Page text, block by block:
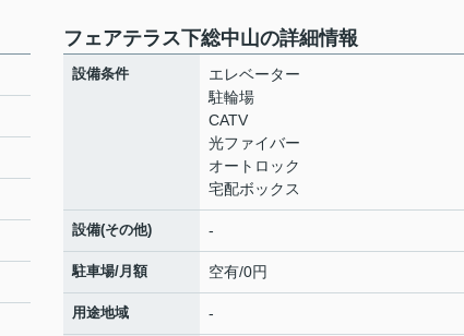
フェアテラス下総中山の詳細情報
設備条件
エレベーター
駐輪場
CATV
光ファイバー
オートロック
宅配ボックス
設備(その他) -
駐車場/月額 空有/0円
用途地域 -